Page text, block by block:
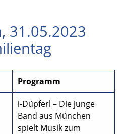
31.05.2023
Programm
i-Düpferl – Die junge
Band aus München
spielt Musik zum